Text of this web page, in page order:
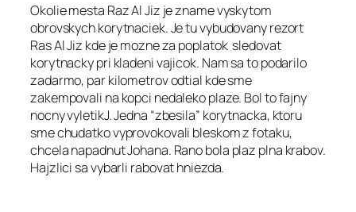
Okolie mesta Raz Al Jiz je zname vyskytom
obrovskych korytnaciek. Je tu vybudovany rezort
Ras Al Jiz kde je mozne za poplatok sledovat
korytnacky pri kladeni vajicok. Nam sa to podarilo
zadarmo, par kilometrov odtial kde sme
zakempovali na kopci nedaleko plaze. Bol to fajny
nocny vyletikJ. Jedna “zbesila” korytnacka, ktoru
sme chudatko vyprovokovali bleskom z fotaku,
chcela napadnut Johana. Rano bola plaz plna krabov.
Hajzlici sa vybarli rabovat hniezda.